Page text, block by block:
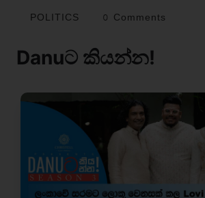
POLITICS 0 Comments